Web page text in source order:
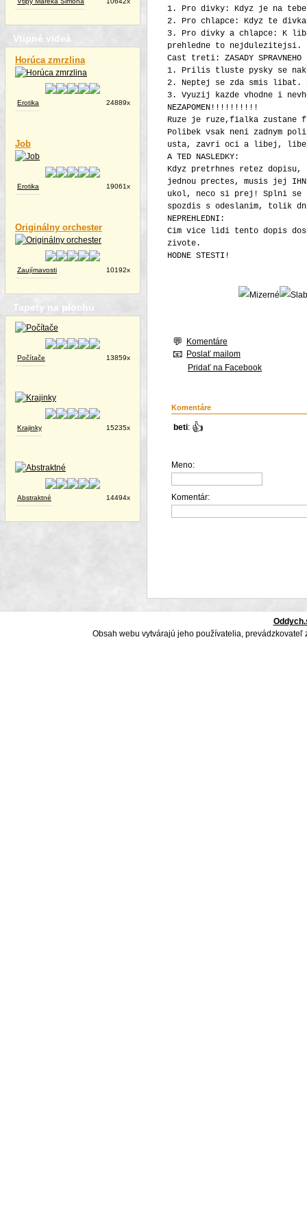
Vtipné videá
Horúca zmrzlina
Erotika 24889x
Job
Erotika 19061x
Originálny orchester
Zaujímavosti 10192x
Tapety na plochu
Počítače 13859x
Krajinky 15235x
Abstraktné 14494x
1. Pro divky: Kdyz je na
2. Pro chlapce: Kdyz te
3. Pro divky a chlapce: K
prehledne to nejdulezitejsi.
Cast treti: ZASADY SPRAVNEHO
1. Prilis tluste pysky se
2. Neptej se zda smis
3. Vyuzij kazde vhodne i
NEZAPOMEN!!!!!!!!!!
Ruze je ruze,fialka zustane
Polibek vsak neni zadnym
usta, zavri oci a libej,
A TED NASLEDKY:
Kdyz pretrhnes retez dopisu,
jednou prectes, musis jej
ukol, neco si prej! Splni se
spozdis s odeslanim, tolik
NEPREHLEDNI:
Cim vice lidi tento dopis
zivote.
HODNE STESTI!
Komentáre
Poslať mailom
Pridať na Facebook
Komentáre
beti: 👍
Meno:
Komentár:
Obsah webu vytvárajú jeho používatelia,